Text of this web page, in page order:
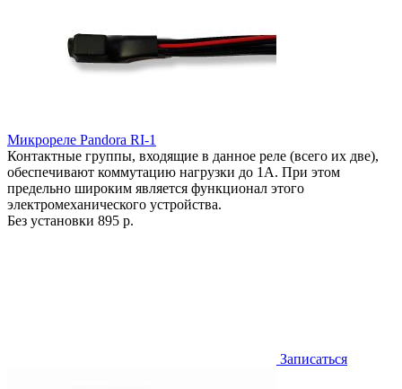
Микрореле Pandora RI-1
Контактные группы, входящие в данное реле (всего их две),
обеспечивают коммутацию нагрузки до 1А. При этом
предельно широким является функционал этого
электромеханического устройства.
Без установки 895 р.
Записаться